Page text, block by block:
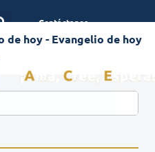
Contáctanos
de hoy- Evangelio de hoy